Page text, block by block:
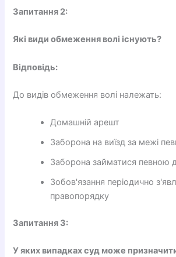
Запитання 2:
Які види обмеження волі існують?
Відповідь:
До видів обмеження волі належать:
Домашній арешт
Заборона на виїзд за межі
Заборона займатися певною
Зобов'язання періодично
правопорядку
Запитання 3:
У яких випадках суд може